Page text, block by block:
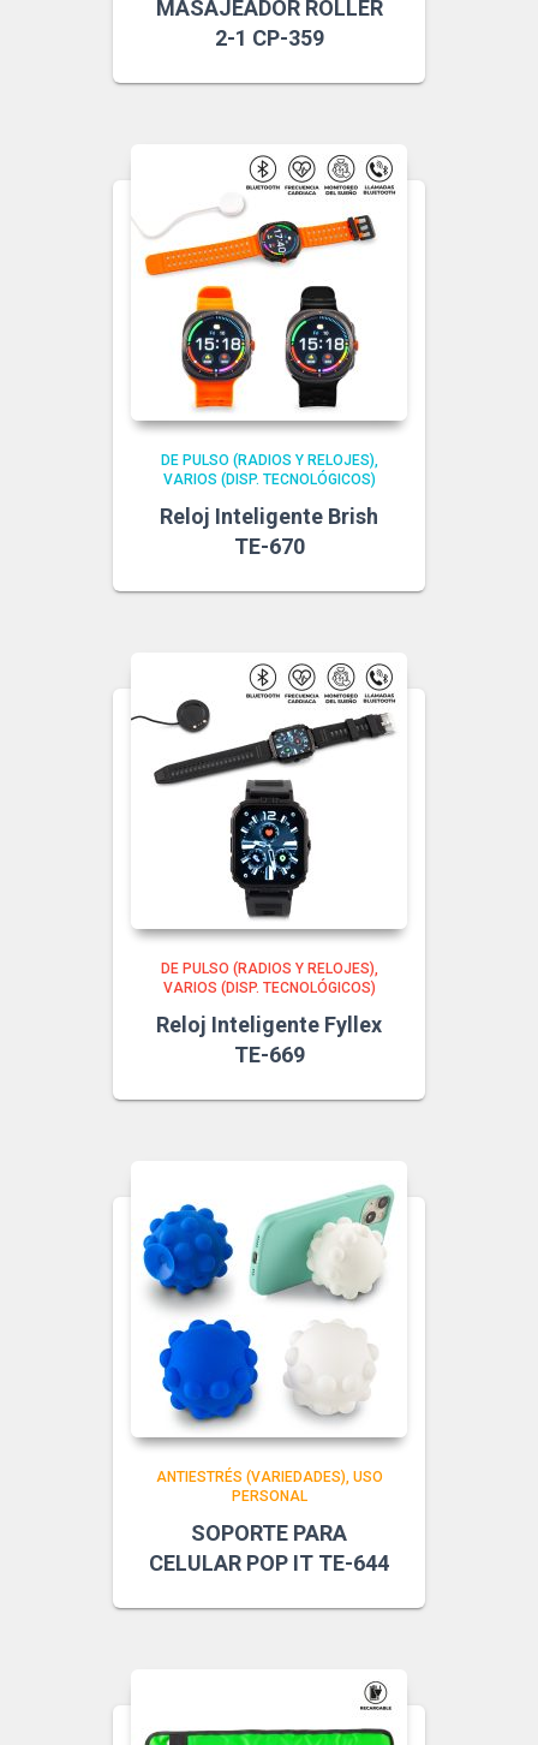
MASAJEADOR ROLLER
2-1 CP-359
DE PULSO (RADIOS Y RELOJES)
VARIOS (DISP. TECNOLÓGICOS)
Reloj Inteligente Brish
TE-670
DE PULSO (RADIOS Y RELOJES)
VARIOS (DISP. TECNOLÓGICOS)
Reloj Inteligente Fyllex
TE-669
ANTIESTRÉS (VARIEDADES) USO
PERSONAL
SOPORTE PARA
CELULAR POP IT TE-644